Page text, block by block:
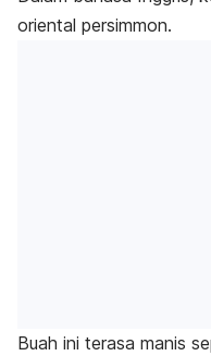
oriental persimmon.
Buah ini terasa manis